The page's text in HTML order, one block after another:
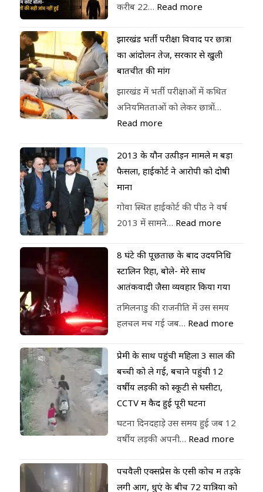
करीब 22… Read more
झारखंड भर्ती परीक्षा विवाद पर छात्रों
का आंदोलन तेज, सरकार से खुली
बातचीत की मांग
झारखंड में भर्ती परीक्षाओं में कथित
अनियमितताओं को लेकर छात्रों…
Read more
2013 के यौन उत्पीड़न मामले में बड़ा
फैसला, हाईकोर्ट ने आरोपी को दोषी
माना
गोवा स्थित हाईकोर्ट की पीठ ने वर्ष
2013 में सामने… Read more
8 घंटे की पूछताछ के बाद उदयनिधि
स्टालिन रिहा, बोले- मेरे साथ
आतंकवादी जैसा व्यवहार किया गया
तमिलनाडु की राजनीति में उस समय
हलचल मच गई जब… Read more
प्रेमी के साथ पहुंची महिला 3 साल की
बच्ची को ले गई, बचाने पहुंची 12
वर्षीय लड़की को स्कूटी से घसीटा,
CCTV में कैद हुई पूरी घटना
घटना दिनदहाड़े उस समय हुई जब 12
वर्षीय लड़की अपनी… Read more
पेंचवैली एक्सप्रेस के एसी कोच में तड़के
लगी आग, धुएं के बीच 72 यात्रियों को